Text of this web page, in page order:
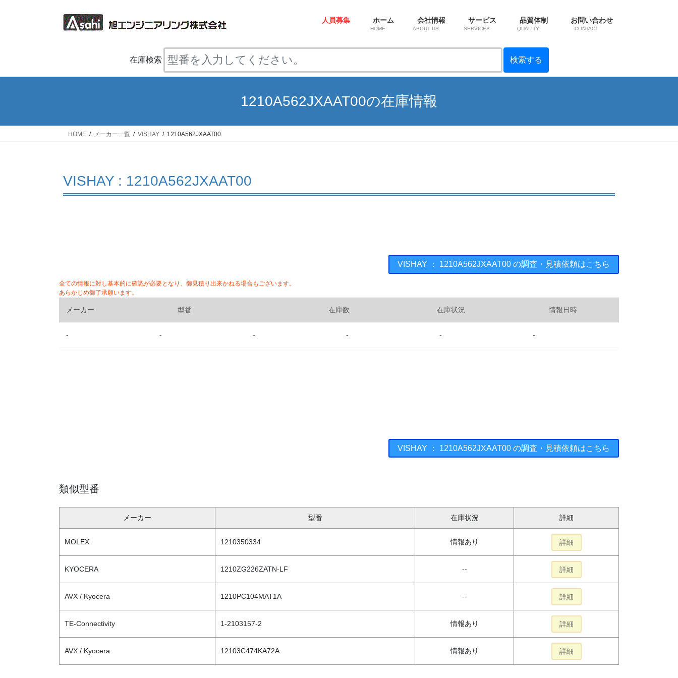
ス
ン
人員募集 ホーム
HOME
会社情報
ABOUT US
サービス
SERVICES
品質体制
QUALITY
お問い合わせ
CONTACT
在庫検索
1210A562JXAAT00の在庫情報
HOME メーカー一覧 VISHAY 1210A562JXAAT00
VISHAY : 1210A562JXAAT00
VISHAY ： 1210A562JXAAT00 の調査・見積依頼はこちら
全ての情報に対し基本的に確認が必要となり、御見積り出来かねる場合もございます。
あらかじめ御了承願います。
メーカー 型番 在庫数 在庫状況 情報日時
- - - - - -
VISHAY ： 1210A562JXAAT00 の調査・見積依頼はこちら
類似型番
メーカー 型番 在庫状況 詳細
MOLEX 1210350334 情報あり 詳細
KYOCERA 1210ZG226ZATN-LF -- 詳細
AVX / Kyocera 1210PC104MAT1A -- 詳細
TE-Connectivity 1-2103157-2 情報あり 詳細
AVX / Kyocera 12103C474KA72A 情報あり 詳細